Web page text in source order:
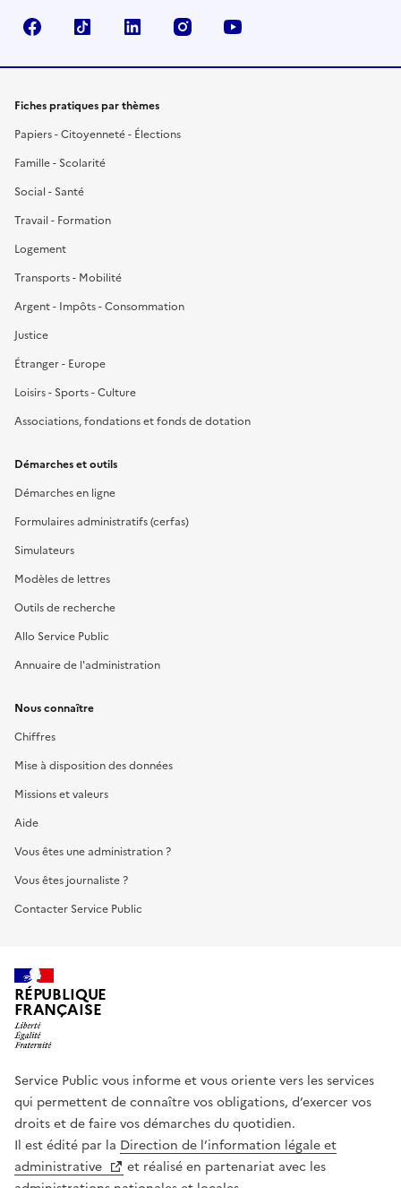
FacebookTikTok LinkedIn Instagram
Fiches pratiques par thèmes
Papiers - Citoyenneté - Élections
Famille - Scolarité
Social - Santé
Travail - Formation
Logement
Transports - Mobilité
Argent - Impôts - Consommation
Justice
Étranger - Europe
Loisirs - Sports - Culture
Associations, fondations et fonds de dotation
Démarches et outils
Démarches en ligne
Formulaires administratifs (cerfas)
Simulateurs
Modèles de lettres
Outils de recherche
Allo Service Public
Annuaire de l'administration
Nous connaître
Chiffres
Mise à disposition des données
Missions et valeurs
Aide
Vous êtes une administration ?
Vous êtes journaliste ?
Contacter Service Public
RÉPUBLIQUE
FRANÇAISE
Service Public vous informe et vous oriente vers les services
qui permettent de connaître vos obligations, d’exercer vos
droits et de faire vos démarches du quotidien.
Il est édité par la Direction de l’information légale et
administrative
et réalisé en partenariat avec les